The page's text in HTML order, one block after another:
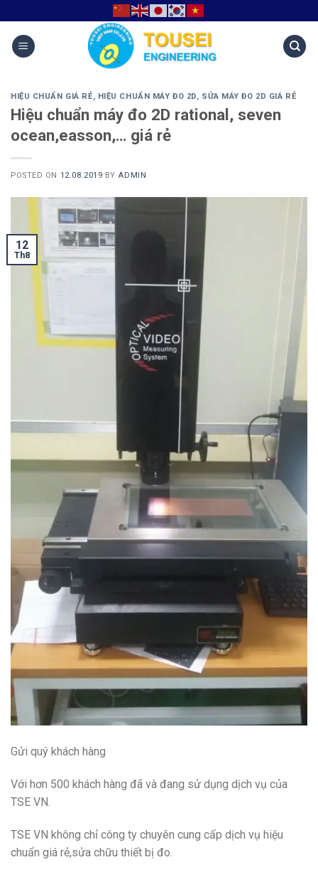
HIỆU CHUẨN GIÁ RẺ, HIỆU CHUẨN MÁY ĐO 2D, SỬA MÁY ĐO 2D GIÁ RẺ
Hiệu chuẩn máy đo 2D rational, seven
ocean,easson,… giá rẻ
POSTED ON 12.08.2019 BY ADMIN
12
Th8
Gửi quý khách hàng
Với hơn 500 khách hàng đã và đang sử dụng dịch vụ của
TSE VN.
TSE VN không chỉ công ty chuyên cung cấp dịch vụ hiệu
chuẩn giá rẻ,sửa chữu thiết bị đo.